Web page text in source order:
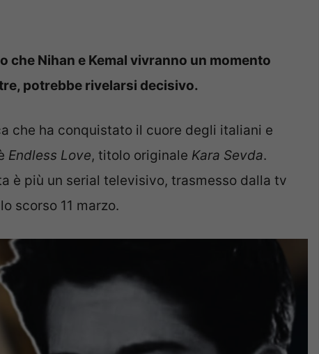
che Nihan e Kemal vivranno un momento
potrebbe rivelarsi decisivo.
che ha conquistato il cuore degli italiani e
Endless Love, titolo originale Kara Sevda.
è più un serial televisivo, trasmesso dalla tv
scorso 11 marzo.